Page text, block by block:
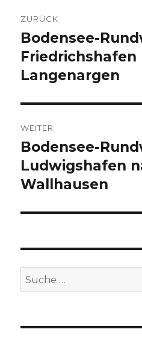
ZURÜCK
Vorheriger
Beitrag:
Bodensee-
Friedrichshafen
Langenargen
WEITER
Nächster
Beitrag:
Bodensee-
Ludwigshafen
Wallhausen
Suche
nach: